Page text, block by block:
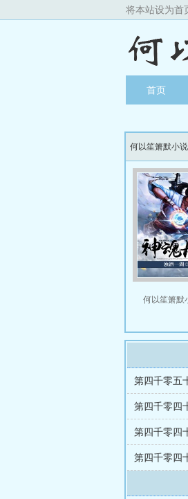
将本站设为首
首页
何以笙箫默小说
何以笙箫默
第四千零五
第四千零四
第四千零四
第四千零四